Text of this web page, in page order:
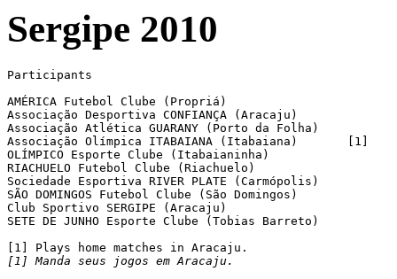
Sergipe 2010
Participants
AMÉRICA Futebol Clube (Propriá)
Associação Desportiva CONFIANÇA (Aracaju)
Associação Atlética GUARANY (Porto da Folha)
Associação Olímpica ITABAIANA (Itabaiana)	[1]
OLÍMPICO Esporte Clube (Itabaianinha)
RIACHUELO Futebol Clube (Riachuelo)
Sociedade Esportiva RIVER PLATE (Carmópolis)
SÃO DOMINGOS Futebol Clube (São Domingos)
Club Sportivo SERGIPE (Aracaju)
SETE DE JUNHO Esporte Clube (Tobias Barreto)
[1] Manda seus jogos em Aracaju.